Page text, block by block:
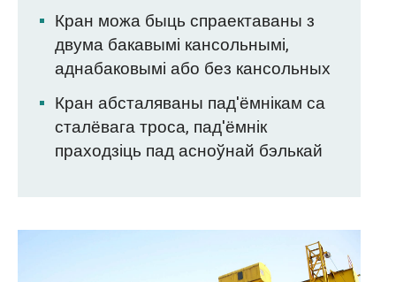
Кран можа быць спраектаваны з
двума бакавымі кансольнымі,
аднабаковымі або без кансольных
Кран абсталяваны пад'ёмнікам са
сталёвага троса, пад'ёмнік
праходзіць пад асноўнай бэлькай